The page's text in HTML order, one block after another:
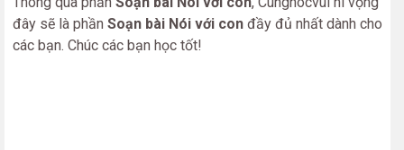
đây sẽ là phần Soạn bài Nói với con đầy đủ nhất dành cho
các bạn. Chúc các bạn học tốt!